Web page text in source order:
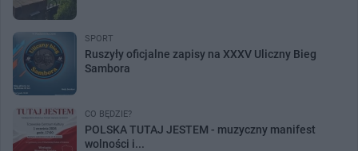
SPORT
Ruszyły oficjalne zapisy na XXXV Uliczny Bieg
Sambora
CO BĘDZIE?
POLSKA TUTAJ JESTEM - muzyczny manifest
wolności i...